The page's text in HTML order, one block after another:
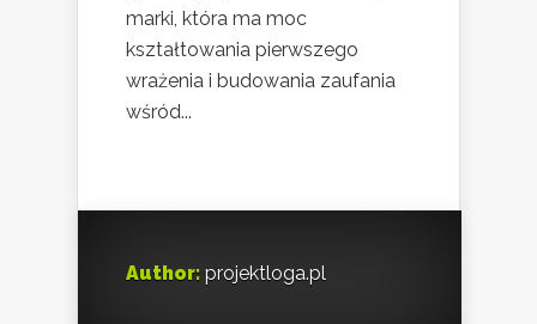
marki, która ma moc
kształtowania pierwszego
wrażenia i budowania zaufania
wśród...
Author: projektloga.pl